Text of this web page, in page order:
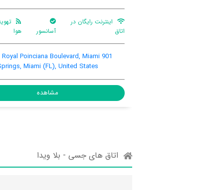
بالکن تهویه
Miami / City Center,
States, 33137
اتاق های جسی - بلا ویدا